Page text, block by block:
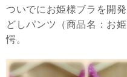
ついでにお姫様ブラを開
どしパンツ（商品名：お
愕。